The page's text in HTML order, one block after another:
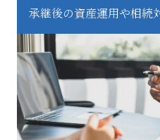
承継後の資産運用や相続